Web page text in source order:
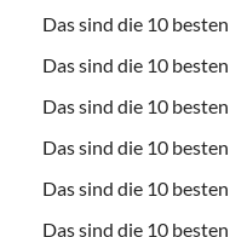
Das sind die 10
Das sind die 10
Das sind die 10
Das sind die 10
Das sind die 10
Das sind die 10